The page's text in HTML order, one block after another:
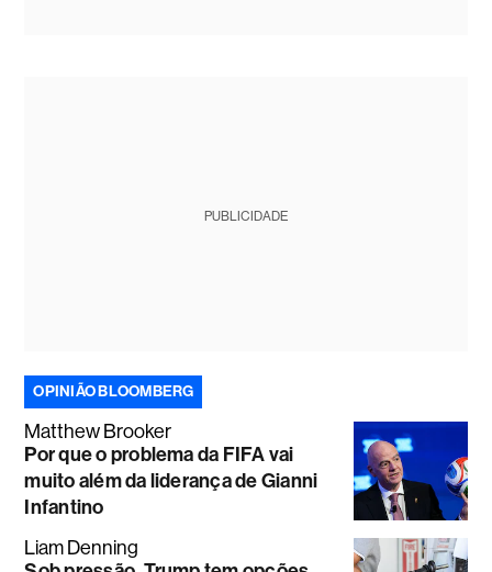
PUBLICIDADE
OPINIÃO BLOOMBERG
Matthew Brooker
Por que o problema da FIFA vai
muito além da liderança de Gianni
Infantino
Liam Denning